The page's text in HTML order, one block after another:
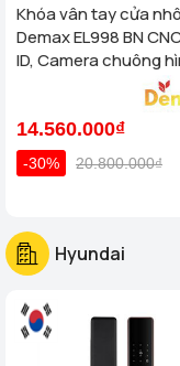
Khóa vân tay cửa
Demax EL998 BN
ID, Camera chuông
chống nước của tiêu
14.560.000₫
-30% 20.800.000₫
Hyundai